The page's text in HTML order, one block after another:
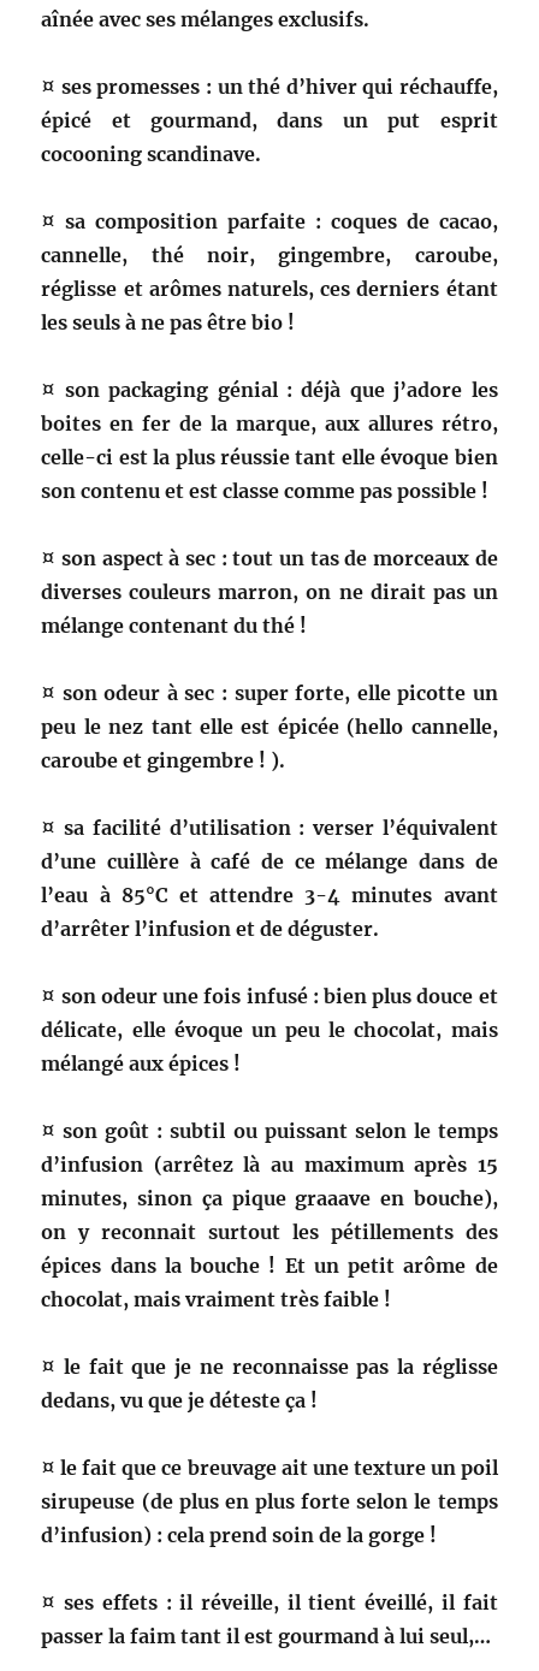
aînée avec ses mélanges exclusifs.
¤ ses promesses : un thé d’hiver qui réchauffe,
épicé et gourmand, dans un put esprit
cocooning scandinave.
¤ sa composition parfaite : coques de cacao,
cannelle, thé noir, gingembre, caroube,
réglisse et arômes naturels, ces derniers étant
les seuls à ne pas être bio !
¤ son packaging génial : déjà que j’adore les
boites en fer de la marque, aux allures rétro,
celle-ci est la plus réussie tant elle évoque bien
son contenu et est classe comme pas possible !
¤ son aspect à sec : tout un tas de morceaux de
diverses couleurs marron, on ne dirait pas un
mélange contenant du thé !
¤ son odeur à sec : super forte, elle picotte un
peu le nez tant elle est épicée (hello cannelle,
caroube et gingembre ! ).
¤ sa facilité d’utilisation : verser l’équivalent
d’une cuillère à café de ce mélange dans de
l’eau à 85°C et attendre 3-4 minutes avant
d’arrêter l’infusion et de déguster.
¤ son odeur une fois infusé : bien plus douce et
délicate, elle évoque un peu le chocolat, mais
mélangé aux épices !
¤ son goût : subtil ou puissant selon le temps
d’infusion (arrêtez là au maximum après 15
minutes, sinon ça pique graaave en bouche),
on y reconnait surtout les pétillements des
épices dans la bouche ! Et un petit arôme de
chocolat, mais vraiment très faible !
¤ le fait que je ne reconnaisse pas la réglisse
dedans, vu que je déteste ça !
¤ le fait que ce breuvage ait une texture un poil
sirupeuse (de plus en plus forte selon le temps
d’infusion) : cela prend soin de la gorge !
¤ ses effets : il réveille, il tient éveillé, il fait
passer la faim tant il est gourmand à lui seul,…